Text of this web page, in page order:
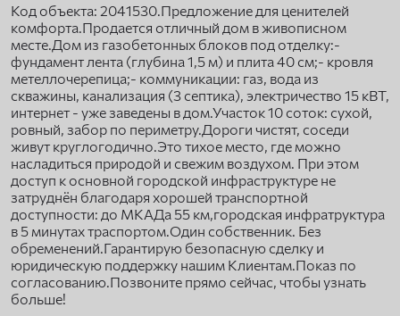
Код объекта: 2041530.Предложение для ценителей
комфорта.Продается отличный дом в живописном
месте.Дом из газобетонных блоков под отделку:-
фундамент лента (глубина 1,5 м) и плита 40 см;- кровля
метеллочерепица;- коммуникации: газ, вода из
скважины, канализация (3 септика), электричество 15 кВТ,
интернет - уже заведены в дом.Участок 10 соток: сухой,
ровный, забор по периметру.Дороги чистят, соседи
живут круглогодично.Это тихое место, где можно
насладиться природой и свежим воздухом. При этом
доступ к основной городской инфраструктуре не
затруднён благодаря хорошей транспортной
доступности: до МКАДа 55 км,городская инфратруктура
в 5 минутах траспортом.Один собственник. Без
обременений.Гарантирую безопасную сделку и
юридическую поддержку нашим Клиентам.Показ по
согласованию.Позвоните прямо сейчас, чтобы узнать
больше!